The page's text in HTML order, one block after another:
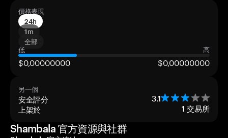
價格表現
24h
1m
全部
低
高
$0,00000000 $0,00000000
另一個
安全評分 3.1
上架於 1 交易所
Shambala 官方資源與社群